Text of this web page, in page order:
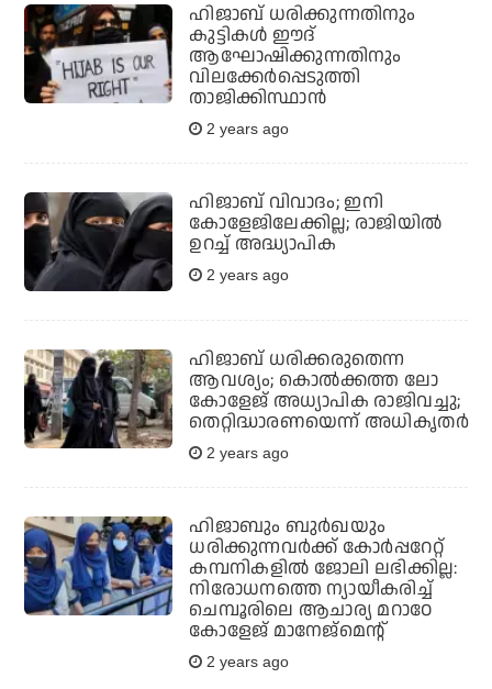
ഹിജാബ് ധരിക്കുന്നതിനും
കുട്ടികൾ ഈദ്
ആഘോഷിക്കുന്നതിനും
വിലക്കേര്‍പ്പെടുത്തി
താജിക്കിസ്ഥാന്‍
2 years ago
ഹിജാബ് വിവാദം; ഇനി
കോളേജിലേക്കില്ല; രാജിയിൽ
ഉറച്ച് അദ്ധ്യാപിക
2 years ago
ഹിജാബ് ധരിക്കരുതെന്ന
ആവശ്യം; കൊല്‍ക്കത്ത ലോ
കോളേജ് അധ്യാപിക രാജിവച്ചു;
തെറ്റിദ്ധാരണയെന്ന് അധികൃതര്‍
2 years ago
ഹിജാബും ബുര്‍ഖയും
ധരിക്കുന്നവര്‍ക്ക് കോര്‍പ്പറേറ്റ്
കമ്പനികളില്‍ ജോലി ലഭിക്കില്ല:
നിരോധനത്തെ ന്യായീകരിച്ച്
ചെമ്പൂരിലെ ആചാര്യ മറാഠേ
കോളേജ് മാനേജ്മെന്റ്
2 years ago